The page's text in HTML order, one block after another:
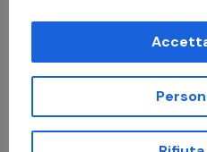
degli impianti.
La robotica in casa
Il robot domestico è il
non sai di avere, in quanto
utilizzo è ormai talmente